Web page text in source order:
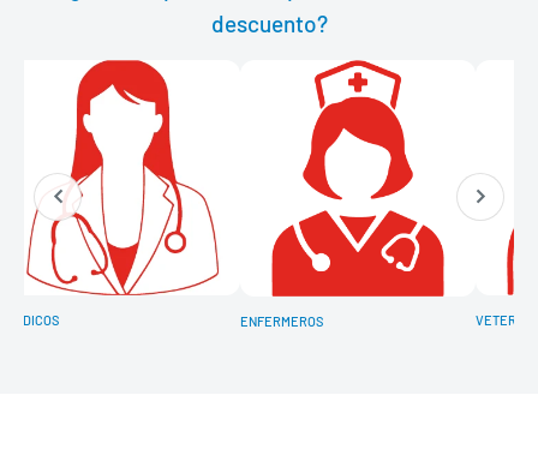
descuento?
MÉDICOS ENFERMEROS